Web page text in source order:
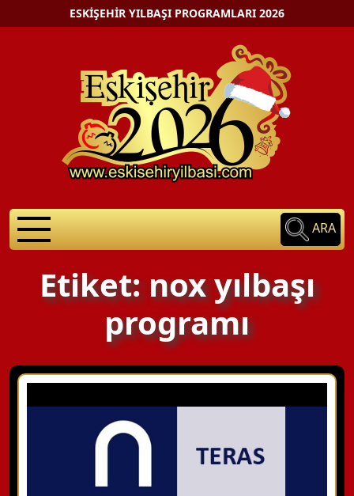
ESKIŞEHIR YILBAŞI PROGRAMLARI 2026
ARA
Etiket: nox yılbaşı
programı